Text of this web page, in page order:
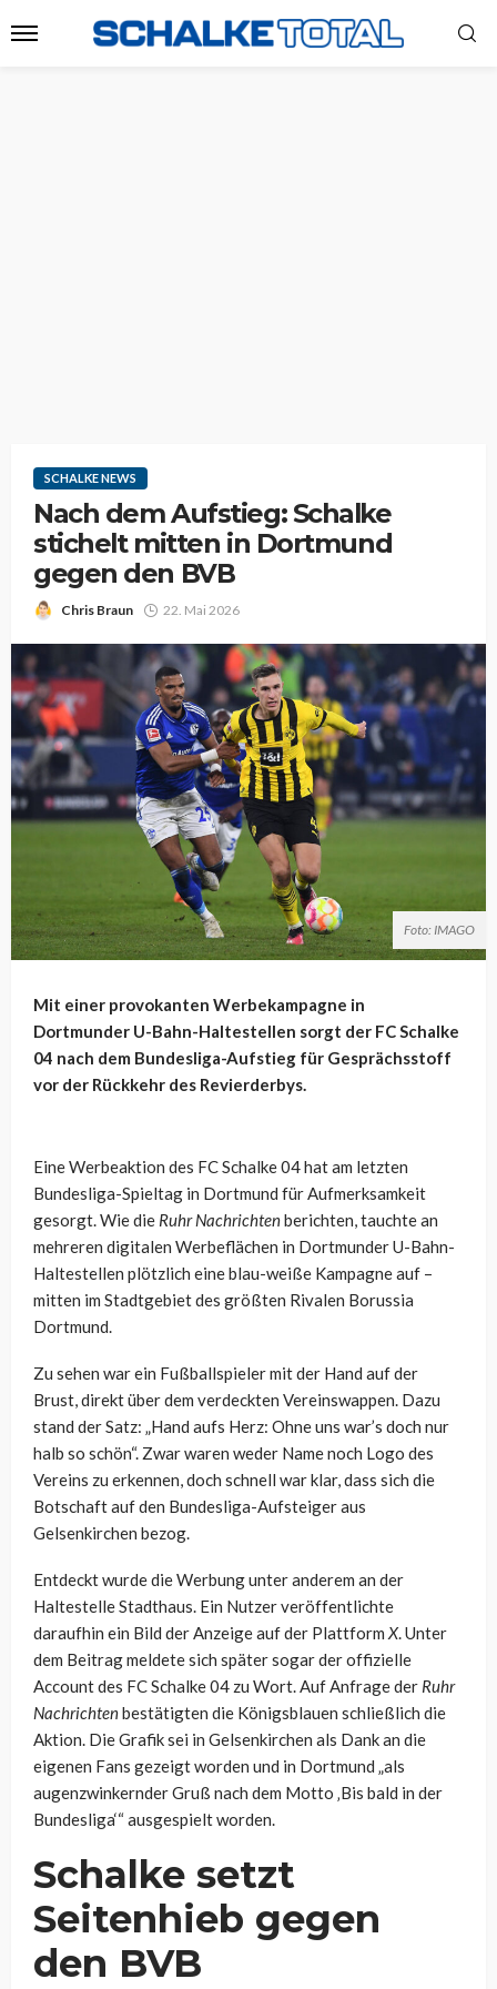
SCHALKE NEWS
Nach dem Aufstieg: Schalke
stichelt mitten in Dortmund
gegen den BVB
Chris Braun 22. Mai 2026
Foto: IMAGO
Mit einer provokanten Werbekampagne in
Dortmunder U-Bahn-Haltestellen sorgt der FC Schalke
04 nach dem Bundesliga-Aufstieg für Gesprächsstoff
vor der Rückkehr des Revierderbys.
Eine Werbeaktion des FC Schalke 04 hat am letzten
Bundesliga-Spieltag in Dortmund für Aufmerksamkeit
gesorgt. Wie die Ruhr Nachrichtenberichten, tauchte an
mehreren digitalen Werbeflächen in Dortmunder U-Bahn-
Haltestellen plötzlich eine blau-weiße Kampagne auf –
mitten im Stadtgebiet des größten Rivalen Borussia
Dortmund.
Zu sehen war ein Fußballspieler mit der Hand auf der
Brust, direkt über dem verdeckten Vereinswappen. Dazu
stand der Satz: „Hand aufs Herz: Ohne uns war’s doch nur
halb so schön“. Zwar waren weder Name noch Logo des
Vereins zu erkennen, doch schnell war klar, dass sich die
Botschaft auf den Bundesliga-Aufsteiger aus
Gelsenkirchen bezog.
Entdeckt wurde die Werbung unter anderem an der
Haltestelle Stadthaus. Ein Nutzer veröffentlichte
daraufhin ein Bild der Anzeige auf der Plattform X. Unter
dem Beitrag meldete sich später sogar der offizielle
Account des FC Schalke 04 zu Wort. Auf Anfrage der Ruhr
Nachrichtenbestätigten die Königsblauen schließlich die
Aktion. Die Grafik sei in Gelsenkirchen als Dank an die
eigenen Fans gezeigt worden und in Dortmund „als
augenzwinkernder Gruß nach dem Motto ‚Bis bald in der
Bundesliga‘“ ausgespielt worden.
Schalke setzt
Seitenhieb gegen
den BVB